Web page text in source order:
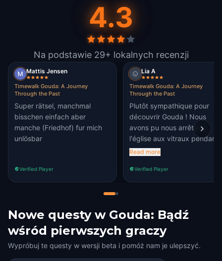
4.3
Na podstawie 29+ lokalnych recenzji
Mattis Jensen
Timewalk Gouda: A Journey
Through the Past
Super rätsel, manchmal
bisschen einfach aber
manche (Friedhof) fur mich
unlösbar
Verified Player
Lia A
Timewalk Gouda: A Journey
Through the Past
Plutôt sympathique pour
découvrir Gouda ! Nous
avons pu nous arrêter à
l'église aux vitraux pendant
une pause des étapes.
Read more
Verified Player
Nowe questy w Gouda: Bądź
wśród pierwszych graczy
Wypróbuj te questy w wersji beta i pomóż nam je ulepszyć.